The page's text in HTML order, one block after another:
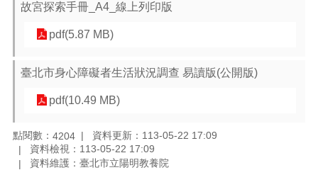
故宮探索手冊_A4_線上列印版
pdf(5.87 MB)
臺北市身心障礙者生活狀況調查 易讀版(公開版)
pdf(10.49 MB)
點閱數： 4204
資料更新：113-05-22 17:09
資料檢視：113-05-22 17:09
資料維護：臺北市立陽明教養院